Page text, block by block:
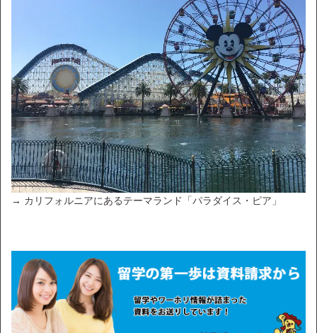
→ カリフォルニアにあるテーマランド「パラダイス・ピア」